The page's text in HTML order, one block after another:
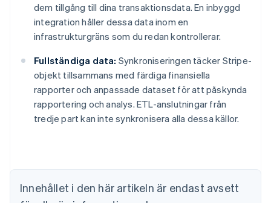
dem tillgång till dina transaktionsdata. En inbyggd
integration håller dessa data inom en
infrastrukturgräns som du redan kontrollerar.
Fullständiga data: Synkroniseringen täcker Stripe-
objekt tillsammans med färdiga finansiella
rapporter och anpassade dataset för att påskynda
rapportering och analys. ETL-anslutningar från
tredje part kan inte synkronisera alla dessa källor.
Innehållet i den här artikeln är endast avsett
Australien
English
PortuguêsEnglish
Bulgarien
English